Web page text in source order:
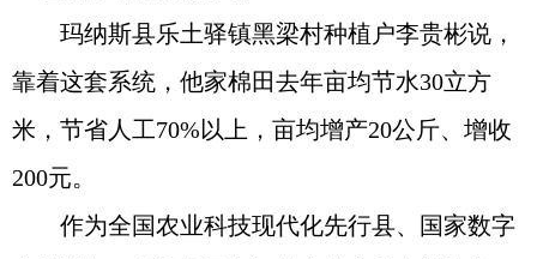
玛纳斯县乐土驿镇黑梁村种植户李贵彬说，
靠着这套系统，他家棉田去年亩均节水30立方
米，节省人工70%以上，亩均增产20公斤、增收
200元。
作为全国农业科技现代化先行县、国家数字